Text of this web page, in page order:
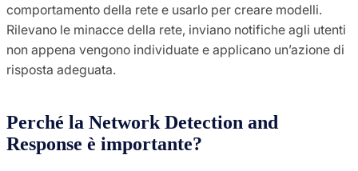
comportamento della rete e usarlo per creare modelli.
Rilevano le minacce della rete, inviano notifiche agli utenti
non appena vengono individuate e applicano un’azione di
risposta adeguata.
Perché la Network Detection and
Response è importante?